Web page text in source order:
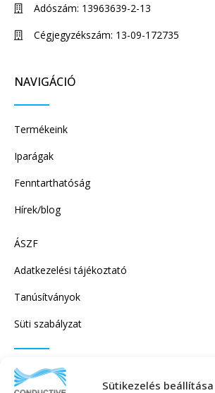
Sütikezelés beállítása
Adószám: 13963639-2-13
Cégjegyzékszám: 13-09-172735
NAVIGÁCIÓ
Termékeink
Iparágak
Fenntarthatóság
Hírek/blog
ÁSZF
Adatkezelési tájékoztató
Tanúsítványok
Süti szabályzat
IRATKOZZON FEL HÍRLEVELÜNKRE!